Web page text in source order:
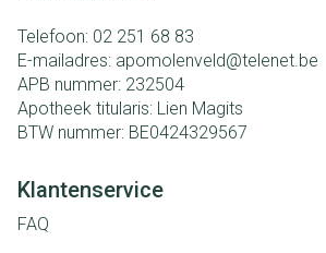
Telefoon: 02 251 68 83
E-mailadres: apomolenveld@telenet.be
APB nummer: 232504
Apotheek titularis: Lien Magits
BTW nummer: BE0424329567
Klantenservice
FAQ